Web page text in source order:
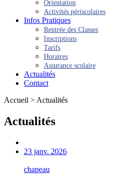
Orientation
Activités périscolaires
Infos Pratiques
Rentrée des Classes
Inscriptions
Tarifs
Horaires
Assurance scolaire
Actualités
Contact
Accueil > Actualités
Actualités
23 janv. 2026
chapeau